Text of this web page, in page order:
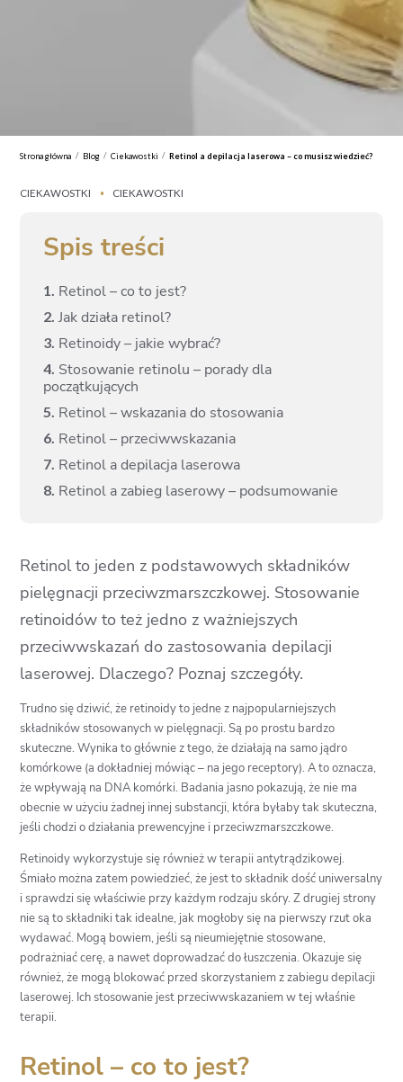
Strona główna / Blog / Ciekawostki / Retinol a depilacja laserowa – co musisz wiedzieć?
CIEKAWOSTKI • CIEKAWOSTKI
Spis treści
1. Retinol – co to jest?
2. Jak działa retinol?
3. Retinoidy – jakie wybrać?
4. Stosowanie retinolu – porady dla
początkujących
5. Retinol – wskazania do stosowania
6. Retinol – przeciwwskazania
7. Retinol a depilacja laserowa
8. Retinol a zabieg laserowy – podsumowanie
Retinol to jeden z podstawowych składników
pielęgnacji przeciwzmarszczkowej. Stosowanie
retinoidów to też jedno z ważniejszych
przeciwwskazań do zastosowania depilacji
laserowej. Dlaczego? Poznaj szczegóły.
Trudno się dziwić, że retinoidy to jedne z najpopularniejszych
składników stosowanych w pielęgnacji. Są po prostu bardzo
skuteczne. Wynika to głównie z tego, że działają na samo jądro
komórkowe (a dokładniej mówiąc – na jego receptory). A to oznacza,
że wpływają na DNA komórki. Badania jasno pokazują, że nie ma
obecnie w użyciu żadnej innej substancji, która byłaby tak skuteczna,
jeśli chodzi o działania prewencyjne i przeciwzmarszczkowe.
Retinoidy wykorzystuje się również w terapii antytrądzikowej.
Śmiało można zatem powiedzieć, że jest to składnik dość uniwersalny
i sprawdzi się właściwie przy każdym rodzaju skóry. Z drugiej strony
nie są to składniki tak idealne, jak mogłoby się na pierwszy rzut oka
wydawać. Mogą bowiem, jeśli są nieumiejętnie stosowane,
podrażniać cerę, a nawet doprowadzać do łuszczenia. Okazuje się
również, że mogą blokować przed skorzystaniem z zabiegu depilacji
laserowej. Ich stosowanie jest przeciwwskazaniem w tej właśnie
terapii.
Retinol – co to jest?